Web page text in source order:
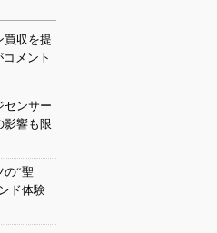
買収を提
メント
センサー
影響も限
の“聖
ド体験